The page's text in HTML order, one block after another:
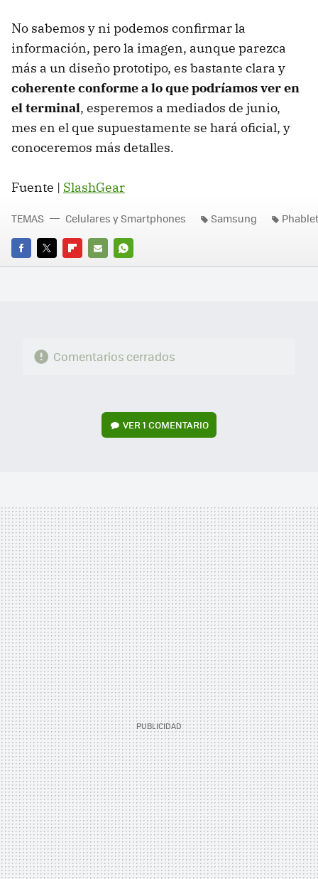
No sabemos y ni podemos confirmar la
información, pero la imagen, aunque parezca
más a un diseño prototipo, es bastante clara y
coherente conforme a lo que podríamos ver en
el terminal, esperemos a mediados de junio,
mes en el que supuestamente se hará oficial, y
conoceremos más detalles.
Fuente | SlashGear
FACEBOOK
TWITTERFLIPBOARD
E-
WHATSAPP
TEMAS Celulares y Smartphones Samsung Phablet
Comentarios cerrados
VER1 COMENTARIO